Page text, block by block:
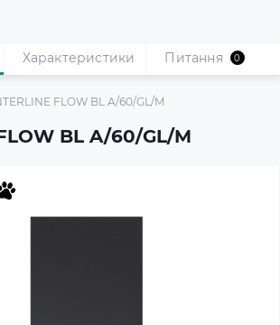
FLOW BL A/60/GL/M
BL A/60/GL/M
Характеристики Питання 0